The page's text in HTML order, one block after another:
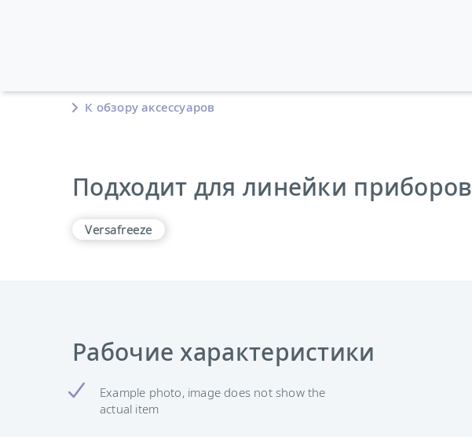
К обзору аксессуаров
Подходит для линейки приборов
Versafreeze
Рабочие характеристики
Example photo, image does not show the
actual item